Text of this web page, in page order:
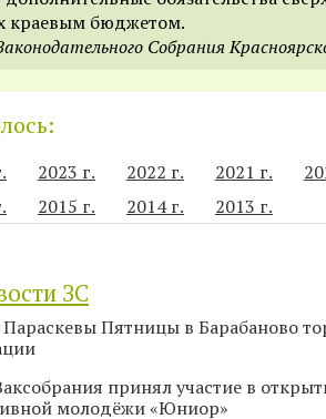
краевым бюджетом.
Собрания
2023 г. 2022 г. 2021 г.
2015 г. 2014 г. 2013 г.
ЗС
Пятницы в Барабаново
принял участие в
молодёжи «Юниор»